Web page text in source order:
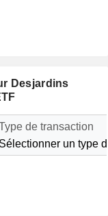
Desjardins
de transaction
Sélectionner un type